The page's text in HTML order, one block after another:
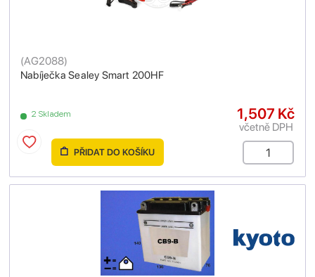
Nabíječka Sealey Smart 200HF
(AG2088)
2 Skladem 1,507 Kč
včetně DPH
PŘIDAT DO KOŠÍKU